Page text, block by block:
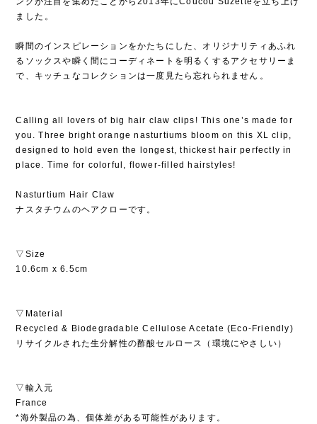
ました⁡。
瞬間のインスピレーションをかたちにした、オリジナリティあふれ
るソックスや瞬く間にコーディネートを明るくするアクセサリーま
で、キッチュなコレクションは一度見たら忘れられません⁡。
Calling all lovers of big hair claw clips! This one’s made for
you. Three bright orange nasturtiums bloom on this XL clip,
designed to hold even the longest, thickest hair perfectly in
place. Time for colorful, flower-filled hairstyles!
Nasturtium Hair Claw
ナスタチウムのヘアクローです。
▽Size
10.6cm x 6.5cm
▽Material
Recycled & Biodegradable Cellulose Acetate (Eco-Friendly)
リサイクルされた生分解性の酢酸セルロース（環境にやさしい）
▽輸入元
France
*海外製品の為、個体差がある可能性があります。